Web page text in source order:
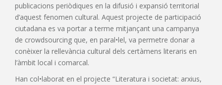
publicacions periòdiques en la difusió i expansió territorial
d’aquest fenomen cultural. Aquest projecte de participació
ciutadana es va portar a terme mitjançant una campanya
de crowdsourcing que, en paral•lel, va permetre donar a
conèixer la rellevància cultural dels certàmens literaris en
l’àmbit local i comarcal.
Han col•laborat en el projecte “Literatura i societat: arxius,